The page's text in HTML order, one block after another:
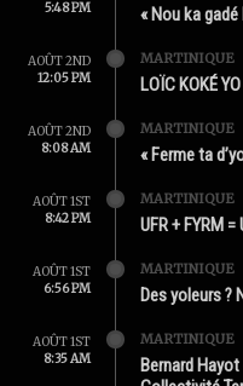
5:48 PM
« Nou ka
AOÛT 2ND
12:05 PM
MARTINIQUE
LOÏC KOKÉ
AOÛT 2ND
8:08 AM
MARTINIQUE
« Ferme ta
AOÛT 1ST
8:42 PM
MARTINIQUE
UFR + FYRM =
AOÛT 1ST
6:56 PM
MARTINIQUE
Des yoleurs ?
AOÛT 1ST
8:35 AM
MARTINIQUE
Bernard